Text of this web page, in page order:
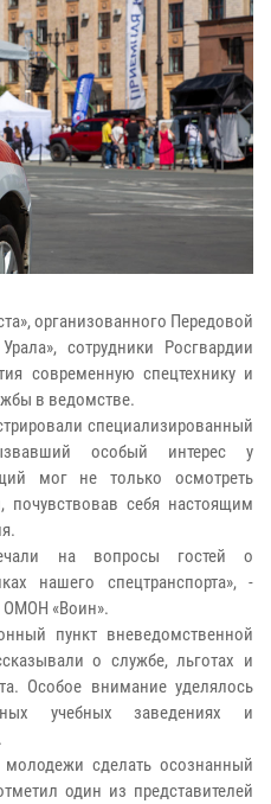
организованного Передовой
сотрудники Росгвардии
современную спецтехнику и
в ведомстве.
специализированный
особый интерес у
мог не только осмотреть
себя настоящим
на вопросы гостей о
нашего спецтранспорта», -
ОМОН «Воин».
пункт вневедомственной
о службе, льготах и
Особое внимание уделялось
учебных заведениях и
сделать осознанный
один из представителей